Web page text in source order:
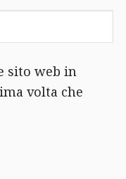
sito web in
volta che